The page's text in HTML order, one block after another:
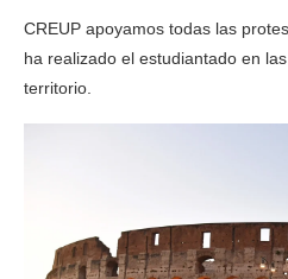
CREUP apoyamos todas las
ha realizado el estudiantado en
territorio.